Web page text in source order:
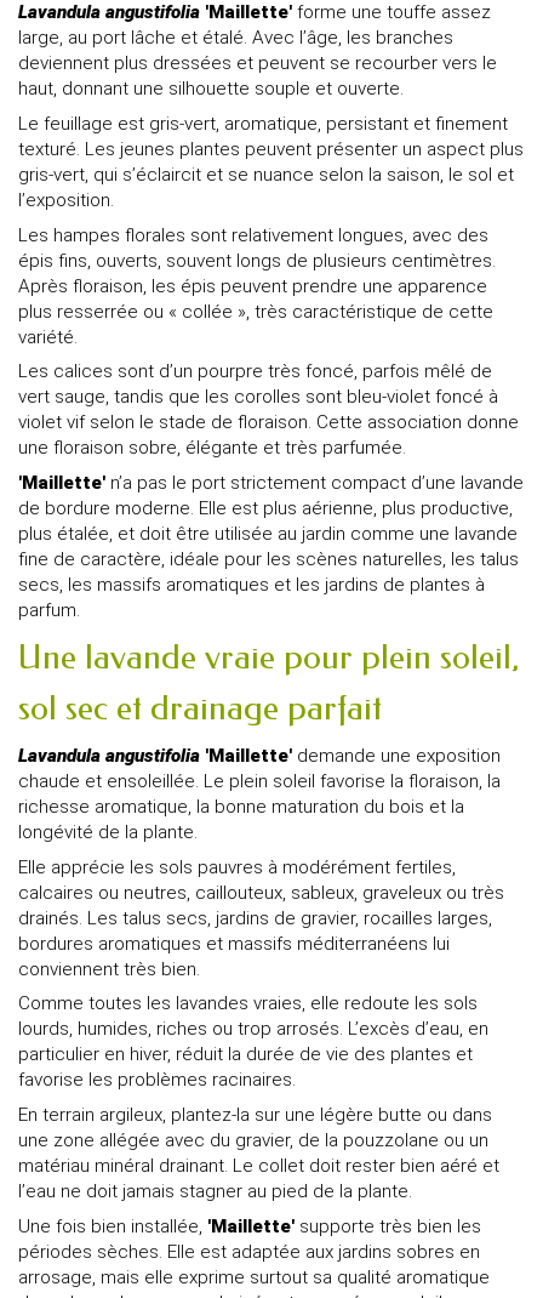
Lavandula angustifolia 'Maillette' forme une touffe assez
large, au port lâche et étalé. Avec l’âge, les branches
deviennent plus dressées et peuvent se recourber vers le
haut, donnant une silhouette souple et ouverte.
Le feuillage est gris-vert, aromatique, persistant et finement
texturé. Les jeunes plantes peuvent présenter un aspect plus
gris-vert, qui s’éclaircit et se nuance selon la saison, le sol et
l’exposition.
Les hampes florales sont relativement longues, avec des
épis fins, ouverts, souvent longs de plusieurs centimètres.
Après floraison, les épis peuvent prendre une apparence
plus resserrée ou « collée », très caractéristique de cette
variété.
Les calices sont d’un pourpre très foncé, parfois mêlé de
vert sauge, tandis que les corolles sont bleu-violet foncé à
violet vif selon le stade de floraison. Cette association donne
une floraison sobre, élégante et très parfumée.
'Maillette' n’a pas le port strictement compact d’une lavande
de bordure moderne. Elle est plus aérienne, plus productive,
plus étalée, et doit être utilisée au jardin comme une lavande
fine de caractère, idéale pour les scènes naturelles, les talus
secs, les massifs aromatiques et les jardins de plantes à
parfum.
Une lavande vraie pour plein soleil,
sol sec et drainage parfait
Lavandula angustifolia 'Maillette' demande une exposition
chaude et ensoleillée. Le plein soleil favorise la floraison, la
richesse aromatique, la bonne maturation du bois et la
longévité de la plante.
Elle apprécie les sols pauvres à modérément fertiles,
calcaires ou neutres, caillouteux, sableux, graveleux ou très
drainés. Les talus secs, jardins de gravier, rocailles larges,
bordures aromatiques et massifs méditerranéens lui
conviennent très bien.
Comme toutes les lavandes vraies, elle redoute les sols
lourds, humides, riches ou trop arrosés. L’excès d’eau, en
particulier en hiver, réduit la durée de vie des plantes et
favorise les problèmes racinaires.
En terrain argileux, plantez-la sur une légère butte ou dans
une zone allégée avec du gravier, de la pouzzolane ou un
matériau minéral drainant. Le collet doit rester bien aéré et
l’eau ne doit jamais stagner au pied de la plante.
Une fois bien installée, 'Maillette' supporte très bien les
périodes sèches. Elle est adaptée aux jardins sobres en
arrosage, mais elle exprime surtout sa qualité aromatique